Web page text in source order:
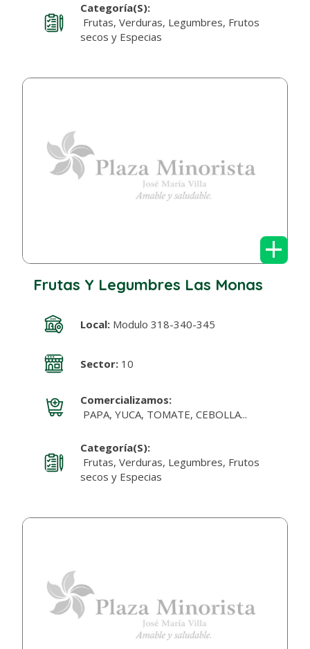
Categoría(s):
Frutas, Verduras, Legumbres, Frutos
secos y Especias
+
Frutas Y Legumbres Las Monas
Local:Modulo 318-340-345
Sector:10
Comercializamos:
PAPA, YUCA, TOMATE, CEBOLLA...
Categoría(s):
Frutas, Verduras, Legumbres, Frutos
secos y Especias